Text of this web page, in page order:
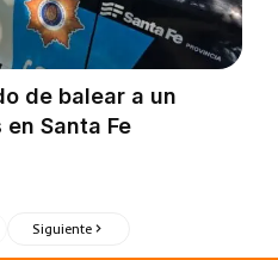
de balear a un
Santa Fe
Siguiente